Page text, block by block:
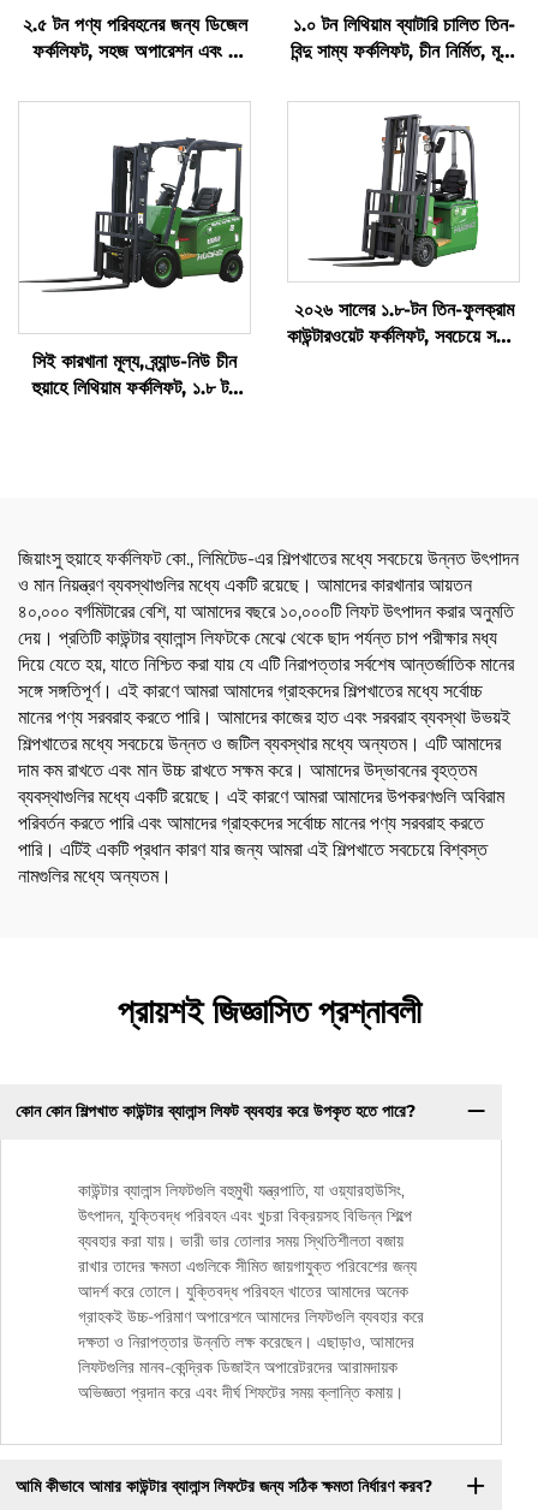
২.৫ টন পণ্য পরিবহনের জন্য ডিজেল
ফর্কলিফট, সহজ অপারেশন এবং ৪
১.০ টন লিথিয়াম ব্যাটারি চালিত তিন-
বিন্দু সাম্য ফর্কলিফট, চীন নির্মিত, মূল্য
সিই কারখানা মূল্য, ব্র্যান্ড-নিউ চীন
হুয়াহে লিথিয়াম ফর্কলিফট, ১.৮ টন
২০২৬ সালের ১.৮-টন তিন-ফুলক্রাম
কাউন্টারওয়েট ফর্কলিফট, সবচেয়ে সস্তা
জিয়াংসু হুয়াহে ফর্কলিফট কো., লিমিটেড-এর শিল্পখাতের মধ্যে সবচেয়ে উন্নত উৎপাদন
ও মান নিয়ন্ত্রণ ব্যবস্থাগুলির মধ্যে একটি রয়েছে। আমাদের কারখানার আয়তন
৪০,০০০ বর্গমিটারের বেশি, যা আমাদের বছরে ১০,০০০টি লিফট উৎপাদন করার অনুমতি
দেয়। প্রতিটি কাউন্টার ব্যালান্স লিফটকে মেঝে থেকে ছাদ পর্যন্ত চাপ পরীক্ষার মধ্য
দিয়ে যেতে হয়, যাতে নিশ্চিত করা যায় যে এটি নিরাপত্তার সর্বশেষ আন্তর্জাতিক মানের
সঙ্গে সঙ্গতিপূর্ণ। এই কারণে আমরা আমাদের গ্রাহকদের শিল্পখাতের মধ্যে সর্বোচ্চ
মানের পণ্য সরবরাহ করতে পারি। আমাদের কাজের হাত এবং সরবরাহ ব্যবস্থা উভয়ই
শিল্পখাতের মধ্যে সবচেয়ে উন্নত ও জটিল ব্যবস্থার মধ্যে অন্যতম। এটি আমাদের
দাম কম রাখতে এবং মান উচ্চ রাখতে সক্ষম করে। আমাদের উদ্ভাবনের বৃহত্তম
ব্যবস্থাগুলির মধ্যে একটি রয়েছে। এই কারণে আমরা আমাদের উপকরণগুলি অবিরাম
পরিবর্তন করতে পারি এবং আমাদের গ্রাহকদের সর্বোচ্চ মানের পণ্য সরবরাহ করতে
পারি। এটিই একটি প্রধান কারণ যার জন্য আমরা এই শিল্পখাতে সবচেয়ে বিশ্বস্ত
নামগুলির মধ্যে অন্যতম।
প্রায়শই জিজ্ঞাসিত প্রশ্নাবলী
কোন কোন শিল্পখাত কাউন্টার ব্যালান্স লিফট ব্যবহার করে উপকৃত হতে পারে?
কাউন্টার ব্যালান্স লিফটগুলি বহুমুখী যন্ত্রপাতি, যা ওয়্যারহাউসিং,
উৎপাদন, যুক্তিবদ্ধ পরিবহন এবং খুচরা বিক্রয়সহ বিভিন্ন শিল্পে
ব্যবহার করা যায়। ভারী ভার তোলার সময় স্থিতিশীলতা বজায়
রাখার তাদের ক্ষমতা এগুলিকে সীমিত জায়গাযুক্ত পরিবেশের জন্য
আদর্শ করে তোলে। যুক্তিবদ্ধ পরিবহন খাতের আমাদের অনেক
গ্রাহকই উচ্চ-পরিমাণ অপারেশনে আমাদের লিফটগুলি ব্যবহার করে
দক্ষতা ও নিরাপত্তার উন্নতি লক্ষ করেছেন। এছাড়াও, আমাদের
লিফটগুলির মানব-কেন্দ্রিক ডিজাইন অপারেটরদের আরামদায়ক
অভিজ্ঞতা প্রদান করে এবং দীর্ঘ শিফটের সময় ক্লান্তি কমায়।
আমি কীভাবে আমার কাউন্টার ব্যালান্স লিফটের জন্য সঠিক ক্ষমতা নির্ধারণ করব?